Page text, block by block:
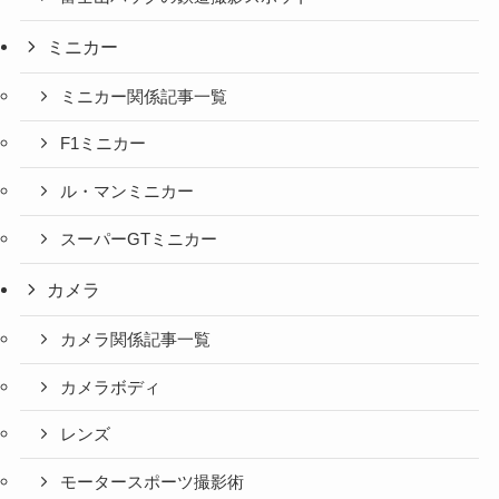
ミニカー
ミニカー関係記事一覧
F1ミニカー
ル・マンミニカー
スーパーGTミニカー
カメラ
カメラ関係記事一覧
カメラボディ
レンズ
モータースポーツ撮影術